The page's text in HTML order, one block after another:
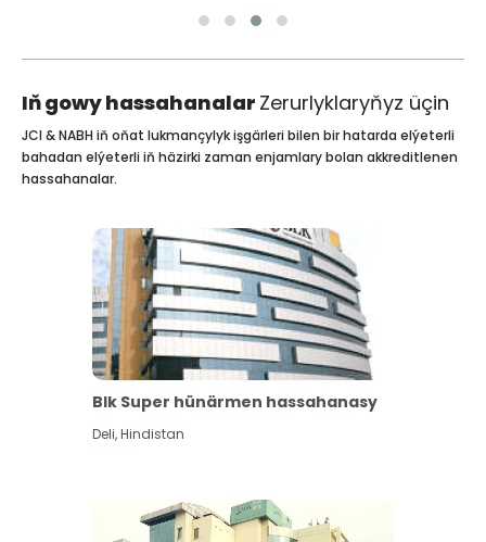
Iň gowy hassahanalar Zerurlyklaryňyz üçin
JCI & NABH iň oňat lukmançylyk işgärleri bilen bir hatarda elýeterli
bahadan elýeterli iň häzirki zaman enjamlary bolan akkreditlenen
hassahanalar.
Blk Super hünärmen hassahanasy
Deli,Hindistan